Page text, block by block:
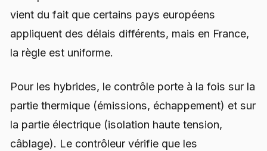
vient du fait que certains pays européens
appliquent des délais différents, mais en France,
la règle est uniforme.
Pour les hybrides, le contrôle porte à la fois sur la
partie thermique (émissions, échappement) et sur
la partie électrique (isolation haute tension,
câblage). Le contrôleur vérifie que les